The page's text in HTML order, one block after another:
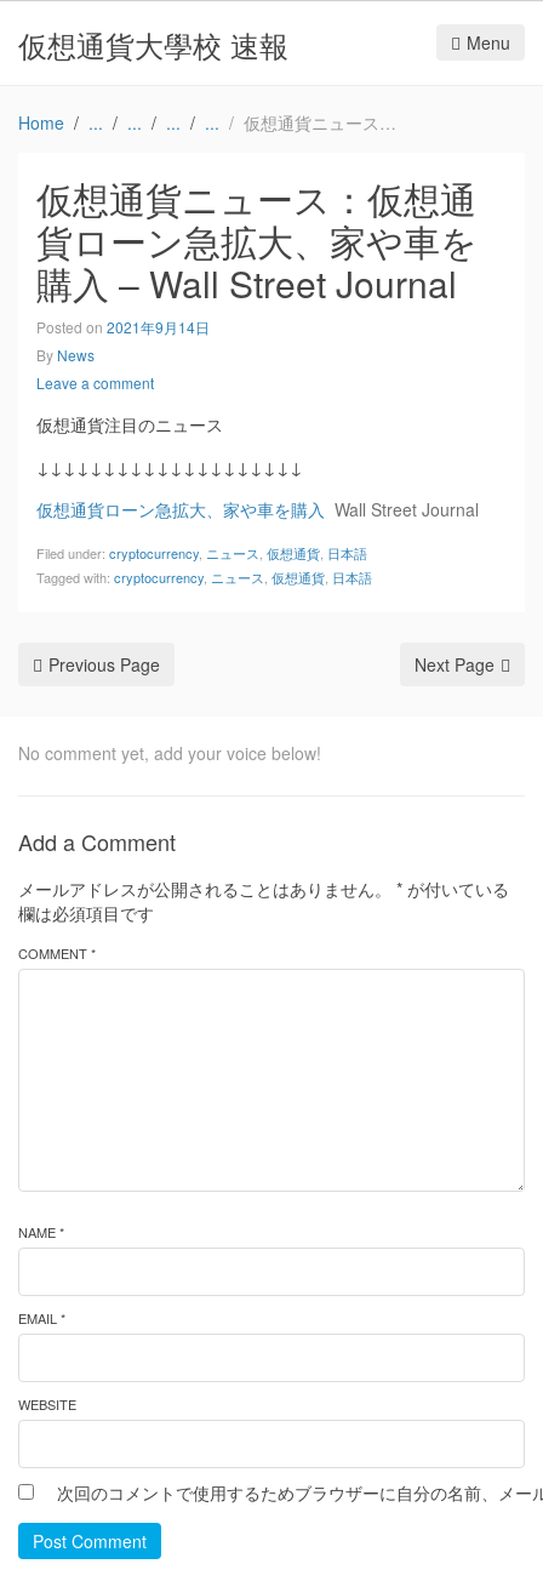
仮想通貨大學校 速報 Menu
Home 仮想通貨ニュース：仮想通貨ローン急拡大、家や車を購入 – Wall Street Journal
仮想通貨ニュース：仮想通
貨ローン急拡大、家や車を
購入 – Wall Street Journal
Posted on 2021年9月14日
By News
Leave a comment
仮想通貨注目のニュース
↓↓↓↓↓↓↓↓↓↓↓↓↓↓↓↓↓↓↓↓
仮想通貨ローン急拡大、家や車を購入 Wall Street Journal
Filed under: cryptocurrency ニュース 仮想通貨 日本語
Tagged with: cryptocurrency ニュース 仮想通貨 日本語
Previous Page Next Page
No comment yet, add your voice below!
Add a Comment
メールアドレスが公開されることはありません。 * が付いている
欄は必須項目です
COMMENT *
NAME *
EMAIL *
WEBSITE
次回のコメントで使用するためブラウザーに自分の名前、メー
Post Comment